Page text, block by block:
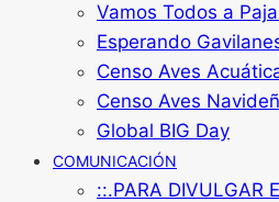
Vamos Todos a
Esperando
Censo Aves
Censo Aves
Global BIG Day
COMUNICACIÓN
::.PARA DIVULGAR